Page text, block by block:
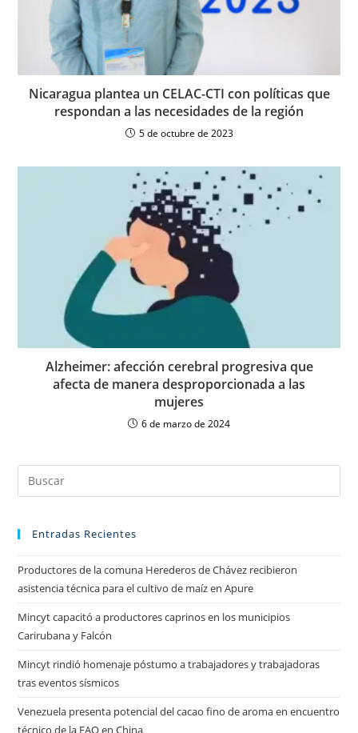
Nicaragua plantea un CELAC-CTI con políticas que
respondan a las necesidades de la región
5 de octubre de 2023
Alzheimer: afección cerebral progresiva que
afecta de manera desproporcionada a las
mujeres
6 de marzo de 2024
Entradas Recientes
Productores de la comuna Herederos de Chávez recibieron
asistencia técnica para el cultivo de maíz en Apure
Mincyt capacitó a productores caprinos en los municipios
Carirubana y Falcón
Mincyt rindió homenaje póstumo a trabajadores y trabajadoras
tras eventos sísmicos
Venezuela presenta potencial del cacao fino de aroma en encuentro
técnico de la FAO en China